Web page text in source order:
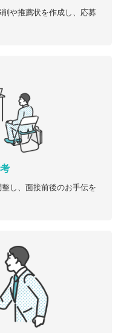
や推薦状を作成し、応募
し、面接前後のお手伝を